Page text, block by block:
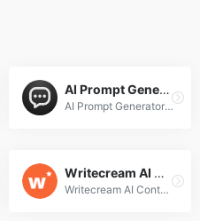
AI Prompt Generator
AI Prompt Generator是什么 A...
Writecream AI Content Detector
Writecream AI Content Detec...